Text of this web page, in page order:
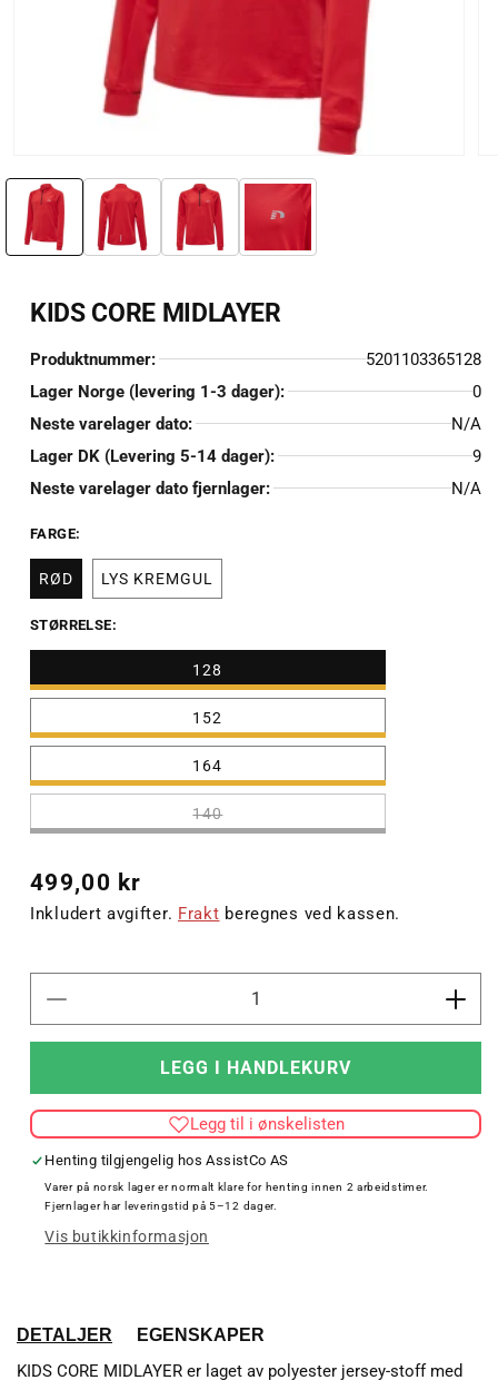
medie
modal
KIDS CORE MIDLAYER
Produktnummer:
5201103365128
Lager Norge (levering 1-3 dager):
0
Neste varelager dato:
N/A
Lager DK (Levering 5-14 dager):
9
Neste varelager dato fjernlager:
N/A
FARGE:
RØD LYS KREMGUL
STØRRELSE:
128
152
164
140
Vanlig
pris
499,00 kr
Inkludert avgifter. Frakt beregnes ved kassen.
antallet
Øk
LEGG I HANDLEKURV
Legg til i ønskelisten
Henting tilgjengelig hosAssistCo AS
Varer på norsk lager er normalt klare for henting innen 2 arbeidstimer.
Fjernlager har leveringstid på 5–12 dager.
Vis butikkinformasjon
DETALJER EGENSKAPER
KIDS CORE MIDLAYER er laget av polyester jersey-stoff med